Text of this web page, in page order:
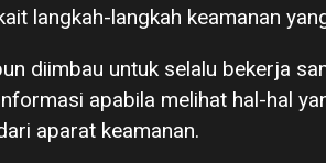
langkah-langkah keamanan
diimbau untuk selalu bekerja
apabila melihat hal-hal
aparat keamanan.